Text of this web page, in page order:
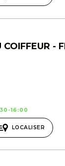
-
16:00
LOCALISER